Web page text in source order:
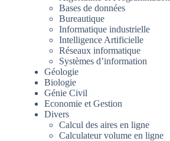
Bases de données
Bureautique
Informatique industrielle
Intelligence Artificielle
Réseaux informatique
Systèmes d’information
Géologie
Biologie
Génie Civil
Economie et Gestion
Divers
Calcul des aires en ligne
Calculateur volume en ligne